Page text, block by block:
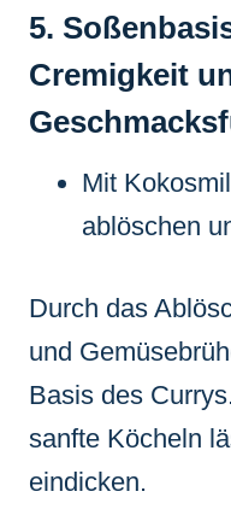
5.
Cremigkeit
Mit
ablöschen
Durch das
und
Basis des
sanfte Köcheln
eindicken.